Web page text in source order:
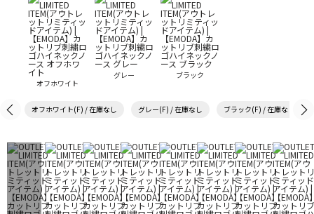
オフホワイト
グレー ブラック
オフホワイト(F) / 在庫なし グレー(F) / 在庫なし ブラック(F) / 在庫なし